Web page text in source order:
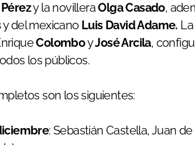
y la novilleraOlga Casado,
y del mexicano Luis David Adame.
ColomboyJosé Arcila,
los públicos.
son los siguientes:
: Sebastián Castella, Juan